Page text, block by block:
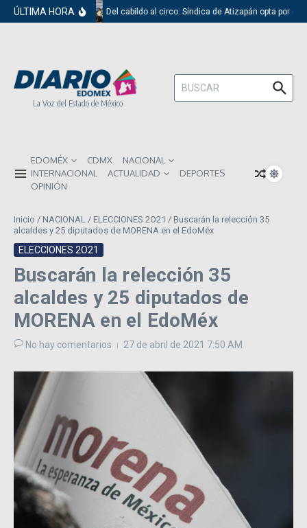
Saltar al contenido
ÚLTIMA HORA Del cabildo al circo: Síndica de Atizapán opta por el
La Voz del Estado de México
Buscar:
EDOMÉX CDMX
NACIONAL
INTERNACIONAL
ACTUALIDAD
DEPORTES
OPINIÓN
Inicio / NACIONAL / ELECCIONES 2O21 / Buscarán la relección 35
alcaldes y 25 diputados de MORENA en el EdoMéx
ELECCIONES 2O21
Buscarán la relección 35
alcaldes y 25 diputados de
MORENA en el EdoMéx
No hay comentarios 27 de abril de 2021 7:50 AM